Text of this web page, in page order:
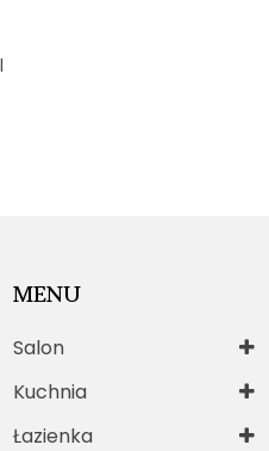
MENU
Salon
Kuchnia
Łazienka